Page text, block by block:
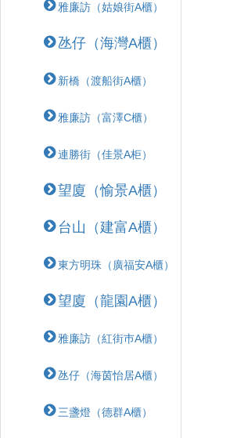
雅廉訪（姑娘街A櫃）
氹仔（海灣A櫃）
新橋（渡船街A櫃）
雅廉訪（富澤C櫃）
連勝街（佳景A柜）
望廈（愉景A櫃）
台山（建富A櫃）
東方明珠（廣福安A櫃）
望廈（龍園A櫃）
雅廉訪（紅街巿A櫃）
氹仔（海茵怡居A櫃）
三盞燈（德群A櫃）